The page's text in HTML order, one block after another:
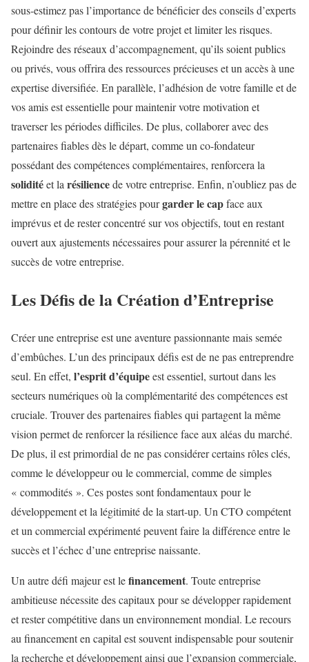
sous-estimez pas l’importance de bénéficier des conseils d’experts
pour définir les contours de votre projet et limiter les risques.
Rejoindre des réseaux d’accompagnement, qu’ils soient publics
ou privés, vous offrira des ressources précieuses et un accès à une
expertise diversifiée. En parallèle, l’adhésion de votre famille et de
vos amis est essentielle pour maintenir votre motivation et
traverser les périodes difficiles. De plus, collaborer avec des
partenaires fiables dès le départ, comme un co-fondateur
possédant des compétences complémentaires, renforcera la
soliditéet la résiliencede votre entreprise. Enfin, n’oubliez pas de
mettre en place des stratégies pourgarder le capface aux
imprévus et de rester concentré sur vos objectifs, tout en restant
ouvert aux ajustements nécessaires pour assurer la pérennité et le
succès de votre entreprise.
Les Défis de la Création d’Entreprise
Créer une entreprise est une aventure passionnante mais semée
d’embûches. L’un des principaux défis est de ne pas entreprendre
seul. En effet, l’esprit d’équipeest essentiel, surtout dans les
secteurs numériques où la complémentarité des compétences est
cruciale. Trouver des partenaires fiables qui partagent la même
vision permet de renforcer la résilience face aux aléas du marché.
De plus, il est primordial de ne pas considérer certains rôles clés,
comme le développeur ou le commercial, comme de simples
« commodités ». Ces postes sont fondamentaux pour le
développement et la légitimité de la start-up. Un CTO compétent
et un commercial expérimenté peuvent faire la différence entre le
succès et l’échec d’une entreprise naissante.
Un autre défi majeur est lefinancement. Toute entreprise
ambitieuse nécessite des capitaux pour se développer rapidement
et rester compétitive dans un environnement mondial. Le recours
au financement en capital est souvent indispensable pour soutenir
la recherche et développement ainsi que l’expansion commerciale,